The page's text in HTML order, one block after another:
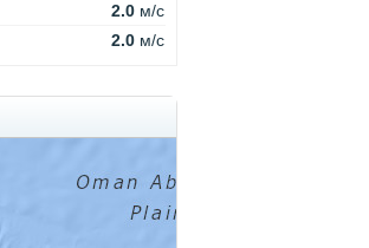
2.0 м/c
2.0 м/c